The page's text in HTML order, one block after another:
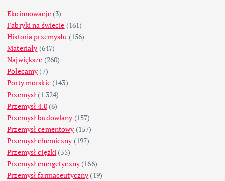
Ekoinnowacje(3)
Fabryki na świecie (161)
Historia przemysłu (156)
Materiały (647)
Największe (260)
Polecamy (7)
Porty morskie(143)
Przemysł (1 324)
Przemysł 4.0(6)
Przemysł budowlany (157)
Przemysł cementowy (157)
Przemysł chemiczny (197)
Przemysł ciężki (35)
Przemysł energetyczny (166)
Przemysł farmaceutyczny (19)